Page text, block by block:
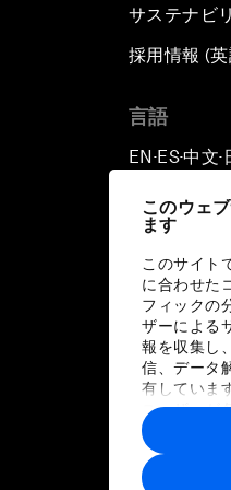
このウェ
ます
このサイト
に合わせた
フィックの
ザーによる
報を収集し
信、データ
有していま
ユーザーが
報や各パー
に収集され
トナーによ
サステナビ
採用情報 (
言語
EN ▪ ES▪中文▪